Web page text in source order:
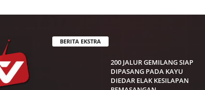
BERITA EKSTRA
200 JALUR GEMILANG SIAP
DIPASANG PADA KAYU
DIEDAR ELAK KESILAPAN